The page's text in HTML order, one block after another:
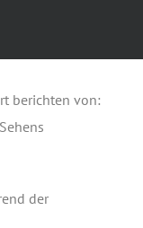
berichten von:
der